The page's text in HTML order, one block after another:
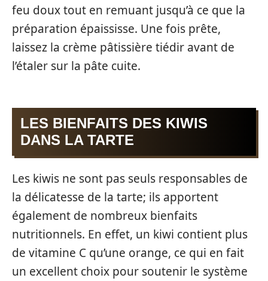
feu doux tout en remuant jusqu’à ce que la
préparation épaississe. Une fois prête,
laissez la crème pâtissière tiédir avant de
l’étaler sur la pâte cuite.
LES BIENFAITS DES KIWIS
DANS LA TARTE
Les kiwis ne sont pas seuls responsables de
la délicatesse de la tarte; ils apportent
également de nombreux bienfaits
nutritionnels. En effet, un kiwi contient plus
de vitamine C qu’une orange, ce qui en fait
un excellent choix pour soutenir le système